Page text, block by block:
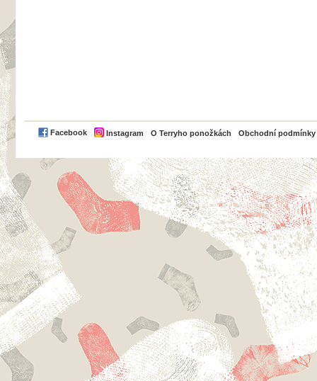
Facebook Instagram O Terryho ponožkách Obchodní podmínky
PayPal